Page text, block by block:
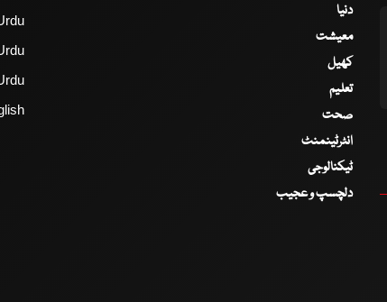
دنیا
معیشت
کھیل
تعلیم
صحت
انٹرٹینمنٹ
ٹیکنالوجی
دلچسپ و عجیب